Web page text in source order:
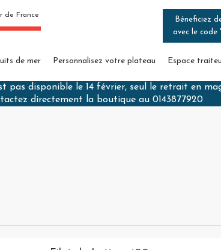
de France
Béneficiez
avec le code
de mer Personnalisez votre plateau Espace
pas disponible le 14 février, seul le retrait en
directement la boutique au 0143877920